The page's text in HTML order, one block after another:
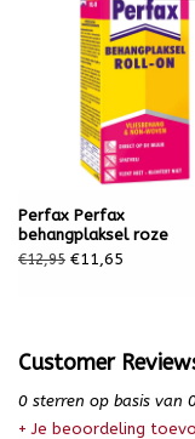
Perfax Perfax
behangplaksel roze
€12,95 €11,65
Customer
0 sterren op basis van
+ Je beoordeling